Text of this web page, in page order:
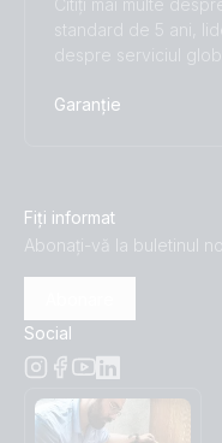
Citiți mai multe
standard de 5 ani,
despre serviciul
Garanție
Fiți informat
Abonați-vă la buletinul
Social